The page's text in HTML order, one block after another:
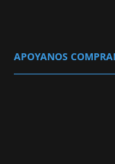
APOYANOS